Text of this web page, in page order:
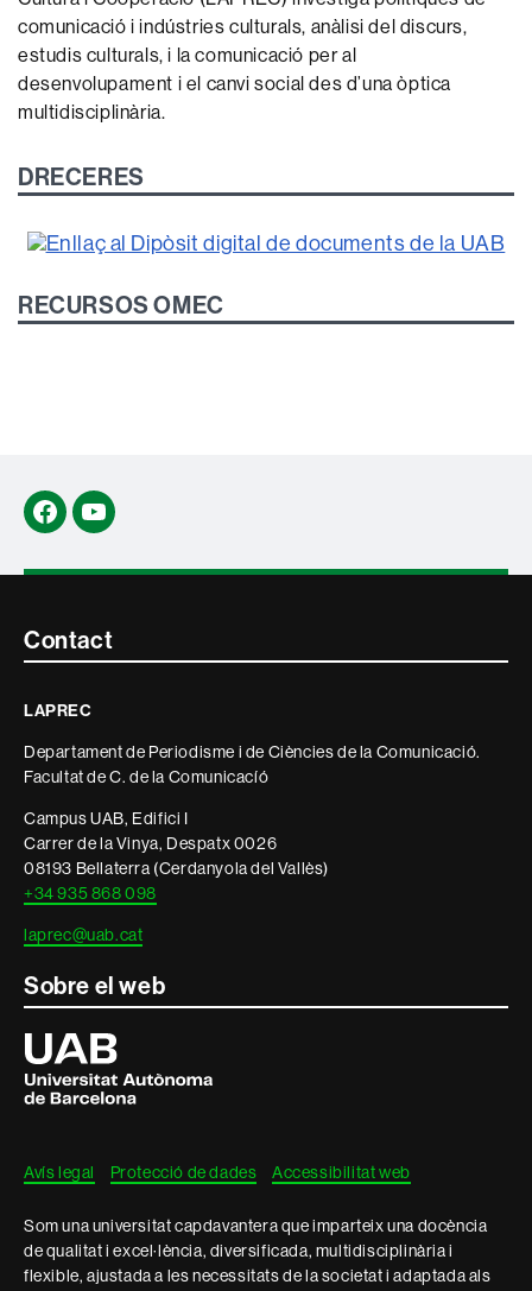
comunicació i indústries culturals, anàlisi del discurs,
estudis culturals, i la comunicació per al
desenvolupament i el canvi social des d’una òptica
multidisciplinària.
DRECERES
RECURSOS OMEC
FacebookYouTube
Contacte
informació
legal
Contact
LAPREC
Departament de Periodisme i de Ciències de la Comunicació.
Facultat de C. de la Comunicacíó
Campus UAB, Edifici I
Carrer de la Vinya, Despatx 0026
08193 Bellaterra (Cerdanyola del Vallès)
+34 935 868 098
laprec@uab.cat
Sobre el web
Universitat
Autònoma
de
Barcelona
Avís legal Protecció de dades Accessibilitat web
Som una universitat capdavantera que imparteix una docència
de qualitat i excel·lència, diversificada, multidisciplinària i
flexible, ajustada a les necessitats de la societat i adaptada als